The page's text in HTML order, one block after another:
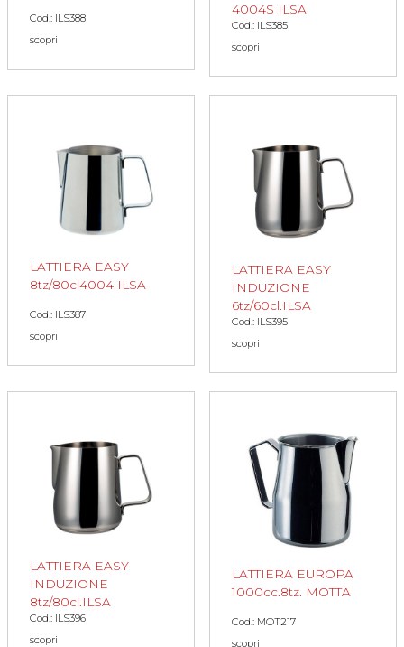
Cod.: ILS388
scopri
4004S ILSA
Cod.: ILS385
scopri
LATTIERA EASY
8tz/80cl4004 ILSA
Cod.: ILS387
scopri
LATTIERA EASY
INDUZIONE
6tz/60cl.ILSA
Cod.: ILS395
scopri
LATTIERA EASY
INDUZIONE
8tz/80cl.ILSA
Cod.: ILS396
scopri
LATTIERA EUROPA
1000cc.8tz. MOTTA
Cod.: MOT217
scopri